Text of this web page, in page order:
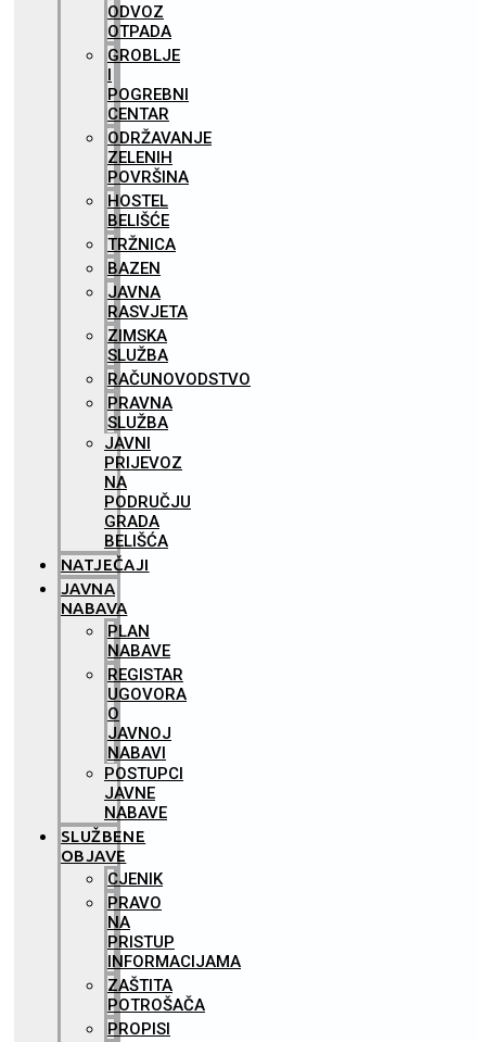
ODVOZ
OTPADA
GROBLJE
I
POGREBNI
CENTAR
ODRŽAVANJE
ZELENIH
POVRŠINA
HOSTEL
BELIŠĆE
TRŽNICA
BAZEN
JAVNA
RASVJETA
ZIMSKA
SLUŽBA
RAČUNOVODSTVO
PRAVNA
SLUŽBA
JAVNI
PRIJEVOZ
NA
PODRUČJU
GRADA
BELIŠĆA
NATJEČAJI
JAVNA
NABAVA
PLAN
NABAVE
REGISTAR
UGOVORA
O
JAVNOJ
NABAVI
POSTUPCI
JAVNE
NABAVE
SLUŽBENE
OBJAVE
CJENIK
PRAVO
NA
PRISTUP
INFORMACIJAMA
ZAŠTITA
POTROŠAČA
PROPISI